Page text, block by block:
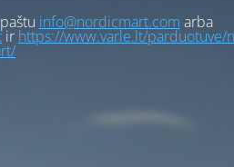
info@nordicmart.com arba
ir https://www.varle.lt/parduotuve/